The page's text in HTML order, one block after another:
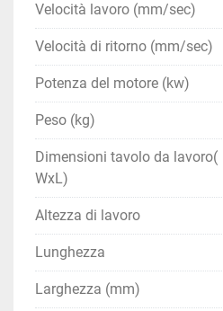
Velocità lavoro (mm/sec)
Velocità di ritorno (mm/sec)
Potenza del motore (kw)
Peso (kg)
Dimensioni tavolo da lavoro(
WxL)
Altezza di lavoro
Lunghezza
Larghezza (mm)